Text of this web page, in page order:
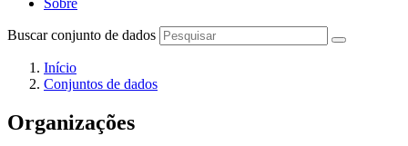
Sobre
Buscar conjunto de dados
Início
Conjuntos de dados
Organizações